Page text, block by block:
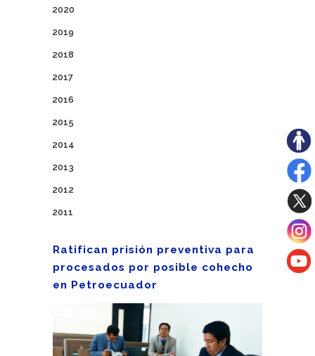
2020
2019
2018
2017
2016
2015
2014
2013
2012
2011
Ratifican prisión preventiva para
procesados por posible cohecho
en Petroecuador